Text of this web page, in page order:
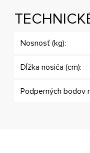
Nosnosť (kg):
Dĺžka nosiča (cm):
Podperných bodov